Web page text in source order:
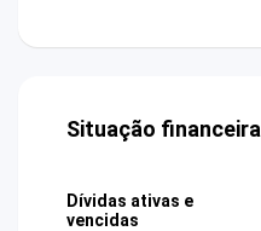
Situação financeira
Dívidas ativas e
vencidas